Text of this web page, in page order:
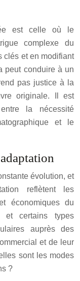
est celle où le
complexe du
clés et en modifiant
peut conduire à un
pas justice à la
originale. Il est
la nécessité
et le
évolution, et
reflètent les
économiques du
et certains types
auprès des
et de leur
sont les modes
?